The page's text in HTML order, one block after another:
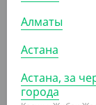
-20%
(74₸/ШТ)
Пакет с
Алматы
Астана
Астана, за
города